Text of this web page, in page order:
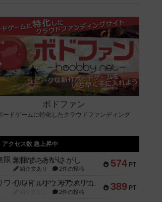
ボドファン
ードゲームに特化したクラウドファンディング
アクセス数 急上昇中
574 PT
無限まちがいさがし
紹介文あり 2件の投稿
389 PT
リワイルド：サウスアメリカ
2件の投稿